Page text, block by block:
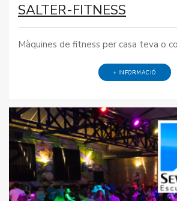
SALTER-FITNESS
Màquines de fitness per casa teva o
+ INFORMACIÓ